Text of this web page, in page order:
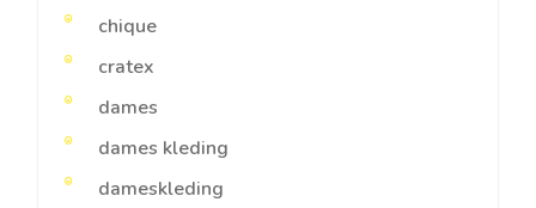
chique
cratex
dames
dames kleding
dameskleding